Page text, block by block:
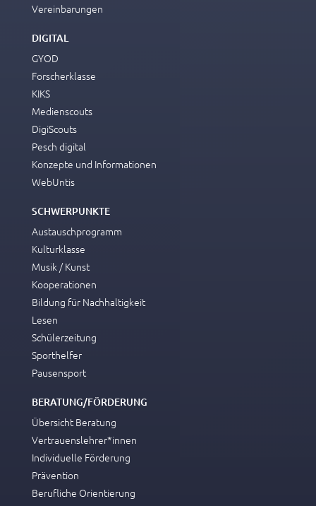
Vereinbarungen
DIGITAL
GYOD
Forscherklasse
KIKS
Medienscouts
DigiScouts
Pesch digital
Konzepte und Informationen
WebUntis
SCHWERPUNKTE
Austauschprogramm
Kulturklasse
Musik / Kunst
Kooperationen
Bildung für Nachhaltigkeit
Lesen
Schülerzeitung
Sporthelfer
Pausensport
BERATUNG/FÖRDERUNG
Übersicht Beratung
Vertrauenslehrer*innen
Individuelle Förderung
Prävention
Berufliche Orientierung